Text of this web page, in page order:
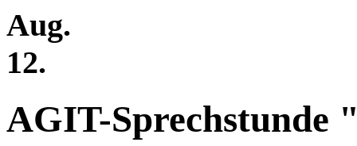
Aug.
12.
AGIT-Sprechstunde